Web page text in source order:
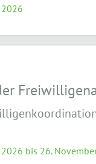
bis 26.